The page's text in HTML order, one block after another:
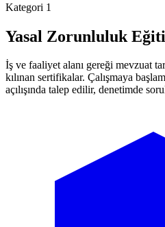
Kategori 1
Yasal Zorunluluk
İş ve faaliyet alanı gereği mevzuat
kılınan sertifikalar. Çalışmaya
açılışında talep edilir, denetimde